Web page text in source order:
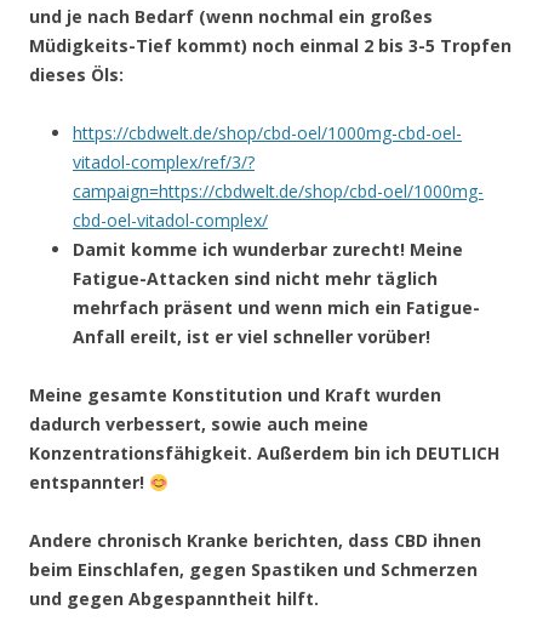
und je nach Bedarf (wenn nochmal ein großes
Müdigkeits-Tief kommt) noch einmal 2 bis 3-5 Tropfen
dieses Öls:
https://cbdwelt.de/shop/cbd-oel/1000mg-cbd-oel-
vitadol-complex/ref/3/?
campaign=https://cbdwelt.de/shop/cbd-oel/1000mg-
cbd-oel-vitadol-complex/
Damit komme ich wunderbar zurecht! Meine
Fatigue-Attacken sind nicht mehr täglich
mehrfach präsent und wenn mich ein Fatigue-
Anfall ereilt, ist er viel schneller vorüber!
Meine gesamte Konstitution und Kraft wurden
dadurch verbessert, sowie auch meine
Konzentrationsfähigkeit. Außerdem bin ich DEUTLICH
entspannter!
Andere chronisch Kranke berichten, dass CBD ihnen
beim Einschlafen, gegen Spastiken und Schmerzen
und gegen Abgespanntheit hilft.